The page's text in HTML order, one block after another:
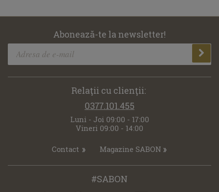
Abonează-te la newsletter!
Relaţii cu clienţii:
0377.101.455
Luni - Joi 09:00 - 17:00
Vineri 09:00 - 14:00
Contact Magazine SABON
#SABON